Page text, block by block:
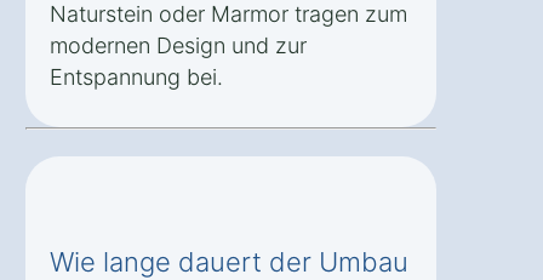
Naturstein oder Marmor tragen zum
modernen Design und zur
Entspannung bei.
Wie lange dauert der Umbau